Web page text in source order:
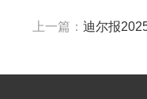
上一篇： 迪尔报